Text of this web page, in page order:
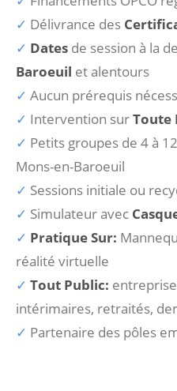
Délivrance des
Dates de session à la
Baroeuil et alentours
Aucun prérequis
Intervention surToute
Petits groupes de 4 à
Mons-en-Baroeuil
Sessions initiale ou
Simulateur avec
Pratique Sur:
réalité virtuelle
Tout Public:
intérimaires, retraités,
Partenaire des pôles